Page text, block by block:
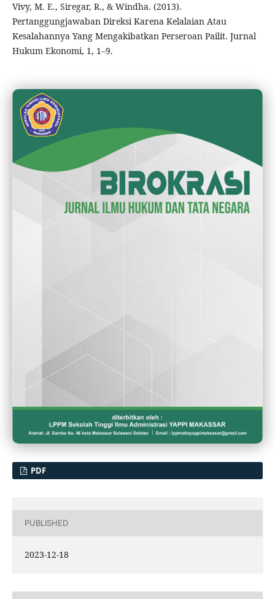
Vivy, M. E., Siregar, R., & Windha. (2013).
Pertanggungjawaban Direksi Karena Kelalaian Atau
Kesalahannya Yang Mengakibatkan Perseroan Pailit. Jurnal
Hukum Ekonomi, 1, 1–9.
PDF
PUBLISHED
2023-12-18